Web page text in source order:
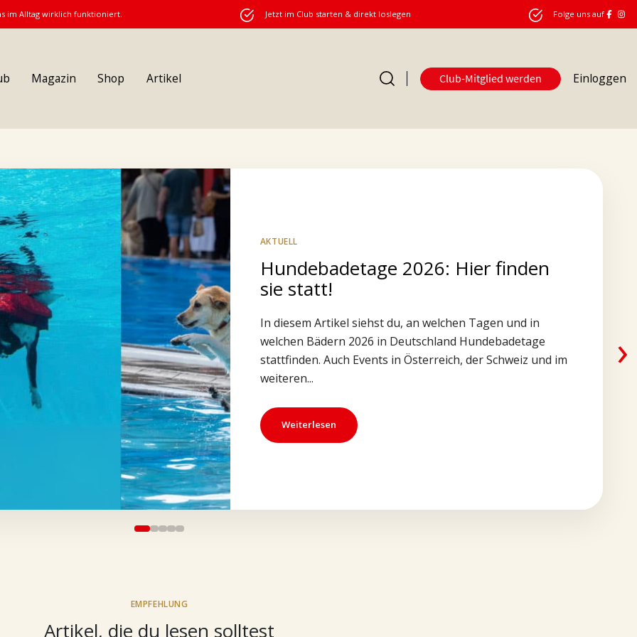
im Alltag wirklich funktioniert. Jetzt im Club starten & direkt loslegen Folge uns auf
Magazin Shop Artikel Club-Mitglied werden Einloggen
AKTUELL
Hundebadetage 2026: Hier finden
sie statt!
In diesem Artikel siehst du, an welchen Tagen und in
welchen Bädern 2026 in Deutschland Hundebadetage
stattfinden. Auch Events in Österreich, der Schweiz und im
weiteren...
Weiterlesen
›
EMPFEHLUNG
Artikel, die du lesen solltest